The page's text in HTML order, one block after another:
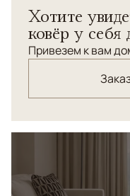
Хотите
ковёр у себя
Привезем к вам